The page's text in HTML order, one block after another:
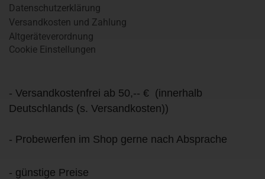
Datenschutzerklärung
Versandkosten und Zahlung
Altgeräteverordnung
Cookie Einstellungen
- Versandkostenfrei ab 50,-- € (innerhalb
Deutschlands (s. Versandkosten))
- Probewerfen im Shop gerne nach Absprache
- günstige Preise